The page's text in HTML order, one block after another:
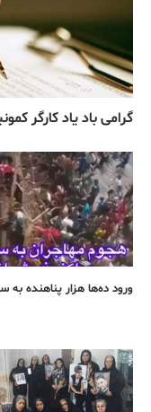
گرامی باد یاد کارگر
ورود ده‌ها هزار پناهنده به